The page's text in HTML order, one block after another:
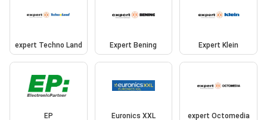
expert Techno Land Expert Bening Expert Klein
EP Euronics XXL expert Octomedia